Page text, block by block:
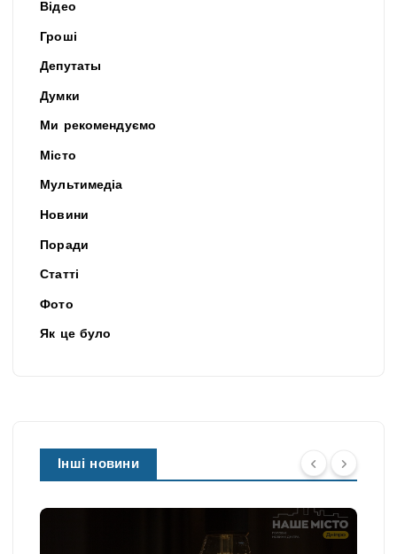
Відео
Гроші
Депутаты
Думки
Ми рекомендуємо
Місто
Мультимедіа
Новини
Поради
Статті
Фото
Як це було
Інші новини